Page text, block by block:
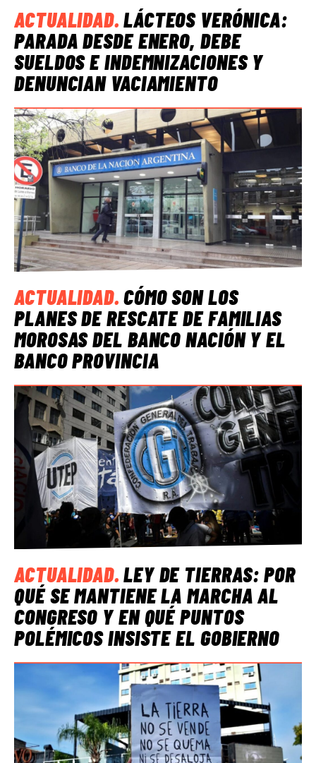
ACTUALIDAD.LÁCTEOS VERÓNICA:
PARADA DESDE ENERO, DEBE
SUELDOS E INDEMNIZACIONES Y
DENUNCIAN VACIAMIENTO
ACTUALIDAD.CÓMO SON LOS
PLANES DE RESCATE DE FAMILIAS
MOROSAS DEL BANCO NACIÓN Y EL
BANCO PROVINCIA
ACTUALIDAD.LEY DE TIERRAS: POR
QUÉ SE MANTIENE LA MARCHA AL
CONGRESO Y EN QUÉ PUNTOS
POLÉMICOS INSISTE EL GOBIERNO